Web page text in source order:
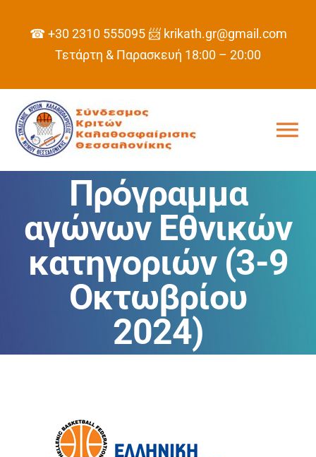
☎ +30 2310 555095 📨 krikath.gr@gmail.com
Τετάρτη & Παρασκευή 18:00 – 20:00
ΣΥΝΔΕΣΜΟΣ
ΠΡΟΓΡΑΜΜΑ
Πρόγραμμα
αγώνων Εθνικών
κατηγοριών (3-9
Οκτωβρίου
2024)